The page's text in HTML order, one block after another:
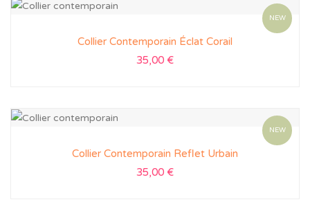
NEW
Collier Contemporain Éclat Corail
35,00 €
NEW
Collier Contemporain Reflet Urbain
35,00 €